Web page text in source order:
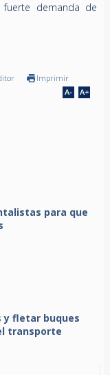
demanda de
Imprimir
para que
y fletar buques
transporte